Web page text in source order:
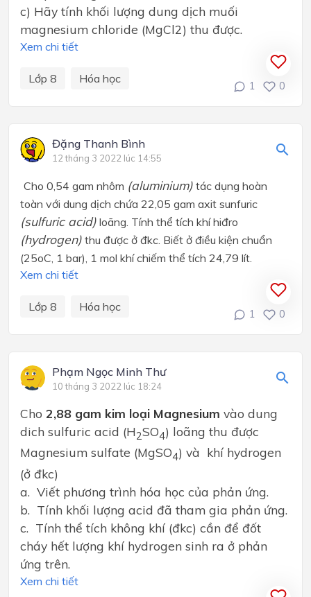
c) Hãy tính khối lượng dung dịch muối
magnesium chloride (MgCl2) thu được.
Xem chi tiết
Lớp 8 Hóa học
1 0
Đặng Thanh Bình
12 tháng 3 2022 lúc 14:55
Cho 0,54 gam nhôm (aluminium) tác dụng hoàn
toàn với dung dịch chứa 22,05 gam axit sunfuric
(sulfuric acid) loãng. Tính thể tích khí hiđro
(hydrogen) thu được ở đkc. Biết ở điều kiện chuẩn
(25oC, 1 bar), 1 mol khí chiếm thể tích 24,79 lít.
Xem chi tiết
Lớp 8 Hóa học
1 0
Phạm Ngọc Minh Thư
10 tháng 3 2022 lúc 18:24
Cho 2,88 gam kim loại Magnesium vào dung
dich sulfuric acid (H2SO4) loãng thu được
Magnesium sulfate (MgSO4) và khí hydrogen
(ở đkc)
a. Viết phương trình hóa học của phản ứng.
b. Tính khối lượng acid đã tham gia phản ứng.
c. Tính thể tích không khí (đkc) cần để đốt
cháy hết lượng khí hydrogen sinh ra ở phản
ứng trên.
Xem chi tiết